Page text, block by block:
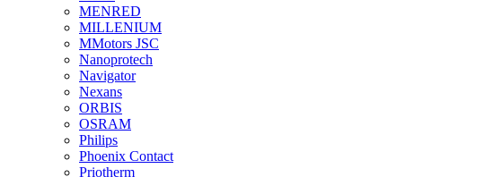
MENRED
MILLENIUM
MMotors JSC
Nanoprotech
Navigator
Nexans
ORBIS
OSRAM
Philips
Phoenix Contact
Priotherm